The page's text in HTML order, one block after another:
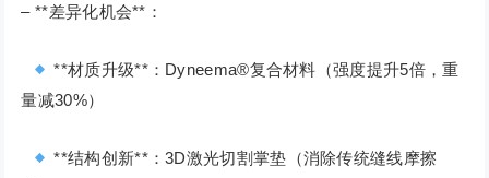
– **差异化机会**：
**材质升级**：Dyneema®复合材料（强度提升5倍，重
量减30%）
**结构创新**：3D激光切割掌垫（消除传统缝线摩擦